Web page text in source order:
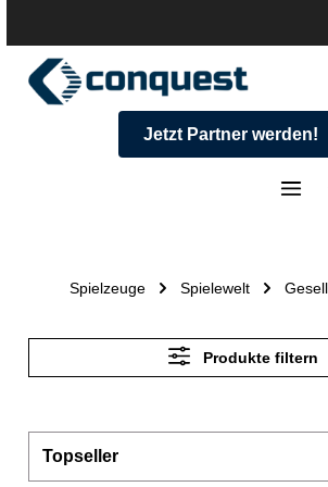
Jetzt Partner werden!
Spielzeuge Spielewelt
Produkte filtern